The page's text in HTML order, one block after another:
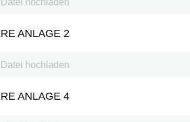
Datei hochladen
ANLAGE 2
Datei hochladen
ANLAGE 4